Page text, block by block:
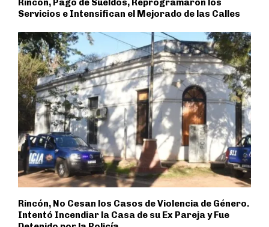
Rincón, Pago de Sueldos, Reprogramaron los
Servicios e Intensifican el Mejorado de las Calles
Rincón, No Cesan los Casos de Violencia de Género.
Intentó Incendiar la Casa de su Ex Pareja y Fue